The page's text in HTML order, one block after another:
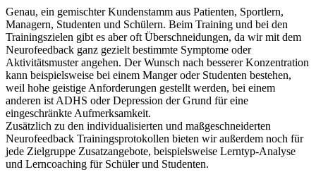
Genau, ein gemischter Kundenstamm aus Patienten, Sportlern,
Managern, Studenten und Schülern. Beim Training und bei den
Trainingszielen gibt es aber oft Überschneidungen, da wir mit dem
Neurofeedback ganz gezielt bestimmte Symptome oder
Aktivitätsmuster angehen. Der Wunsch nach besserer Konzentration
kann beispielsweise bei einem Manger oder Studenten bestehen,
weil hohe geistige Anforderungen gestellt werden, bei einem
anderen ist ADHS oder Depression der Grund für eine
eingeschränkte Aufmerksamkeit.
Zusätzlich zu den individualisierten und maßgeschneiderten
Neurofeedback Trainingsprotokollen bieten wir außerdem noch für
jede Zielgruppe Zusatzangebote, beispielsweise Lerntyp-Analyse
und Lerncoaching für Schüler und Studenten.